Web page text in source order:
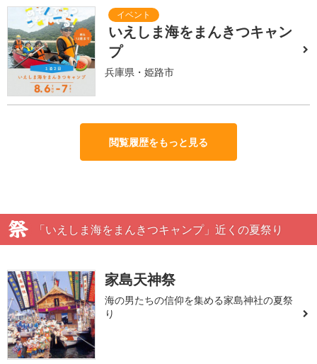
いえしま海をまんきつキャン
プ
兵庫県・姫路市
閲覧履歴をもっと見る
「いえしま海をまんきつキャンプ」近くの夏祭り
家島天神祭
海の男たちの信仰を集める家島神社の夏祭
り